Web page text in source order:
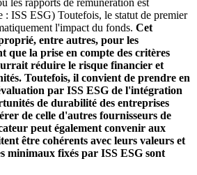
: ISS ESG) Toutefois, le statut de premier
l'impact du fonds. Cet
entre autres, pour les
que la prise en compte des critères
réduire le risque financier et
Toutefois, il convient de prendre en
par ISS ESG de l'intégration
de durabilité des entreprises
de celle d'autres fournisseurs de
peut également convenir aux
être cohérents avec leurs valeurs et
minimaux fixés par ISS ESG sont